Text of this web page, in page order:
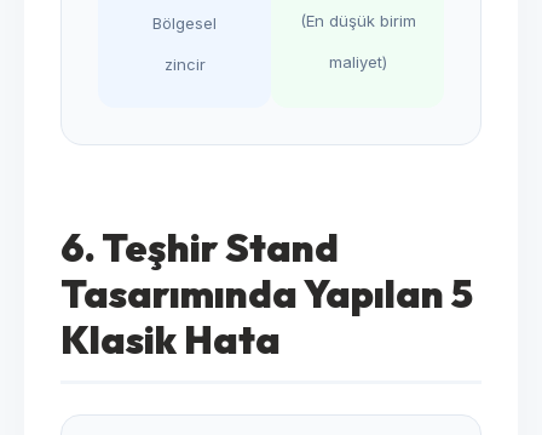
Bölgesel
zincir
(En düşük birim
maliyet)
6. Teşhir Stand
Tasarımında Yapılan 5
Klasik Hata